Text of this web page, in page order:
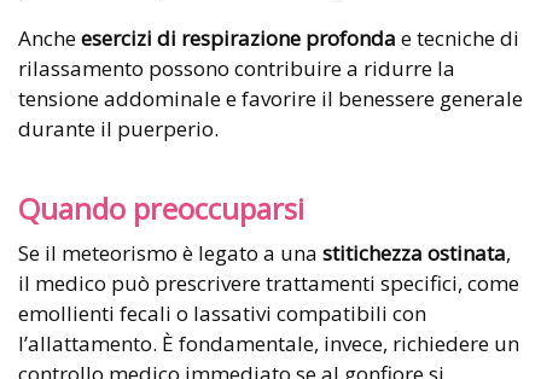
Ancheesercizi di respirazione profonda e tecniche di
rilassamento possono contribuire a ridurre la
tensione addominale e favorire il benessere generale
durante il puerperio.
Quando preoccuparsi
Se il meteorismo è legato a una stitichezza ostinata,
il medico può prescrivere trattamenti specifici, come
emollienti fecali o lassativi compatibili con
l’allattamento. È fondamentale, invece, richiedere un